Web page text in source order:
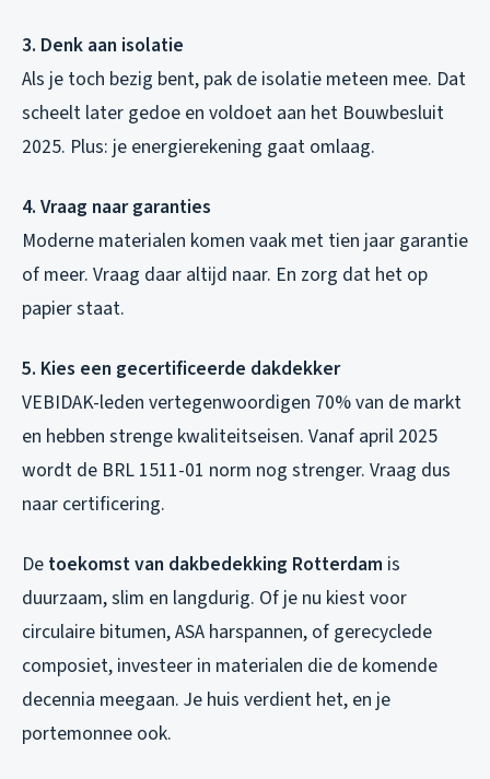
3. Denk aan isolatie
Als je toch bezig bent, pak de isolatie meteen mee. Dat
scheelt later gedoe en voldoet aan het Bouwbesluit
2025. Plus: je energierekening gaat omlaag.
4. Vraag naar garanties
Moderne materialen komen vaak met tien jaar garantie
of meer. Vraag daar altijd naar. En zorg dat het op
papier staat.
5. Kies een gecertificeerde dakdekker
VEBIDAK-leden vertegenwoordigen 70% van de markt
en hebben strenge kwaliteitseisen. Vanaf april 2025
wordt de BRL 1511-01 norm nog strenger. Vraag dus
naar certificering.
De toekomst van dakbedekking Rotterdam is
duurzaam, slim en langdurig. Of je nu kiest voor
circulaire bitumen, ASA harspannen, of gerecyclede
composiet, investeer in materialen die de komende
decennia meegaan. Je huis verdient het, en je
portemonnee ook.